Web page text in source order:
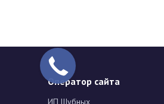
Оператор сайта
ИП Шубных